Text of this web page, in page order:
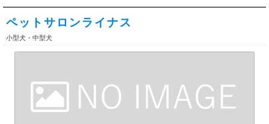
ペットサロンライナス
小型犬・中型犬